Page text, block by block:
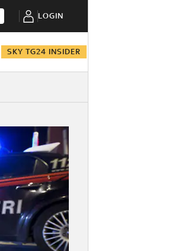
LOGIN
SKY TG24 INSIDER